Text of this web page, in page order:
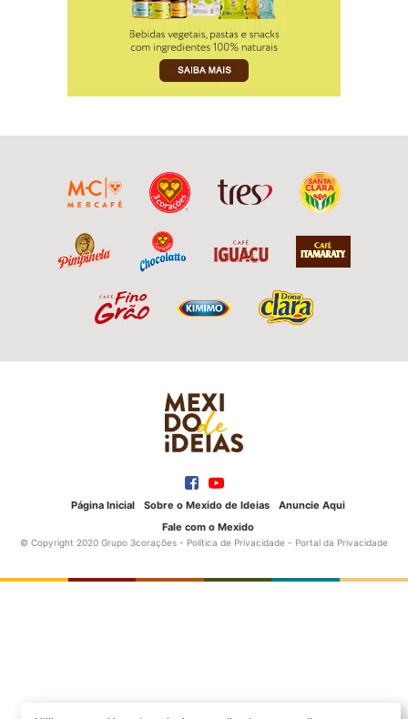
Página Inicial Sobre o Mexido de Ideias
Anuncie Aqui
Fale com o Mexido
© Copyright 2020 Grupo 3corações - Política de Privacidade - Portal da Privacidade